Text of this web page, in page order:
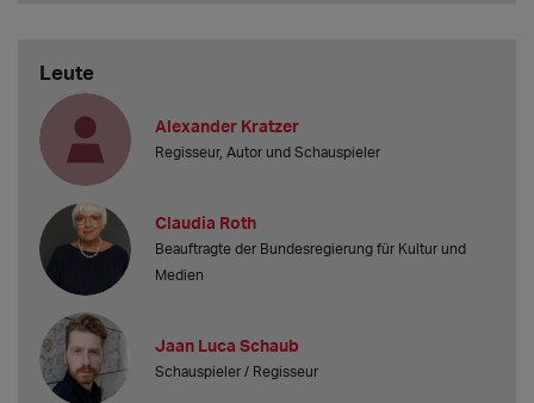
Leute
Alexander Kratzer
Regisseur, Autor und Schauspieler
Claudia Roth
Beauftragte der Bundesregierung für Kultur und
Medien
Jaan Luca Schaub
Schauspieler / Regisseur